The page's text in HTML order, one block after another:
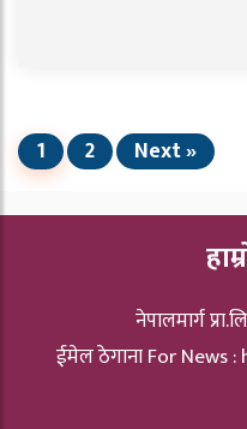
1 2 Next »
नेपालमार्ग
ईमेल ठेगाना For News :